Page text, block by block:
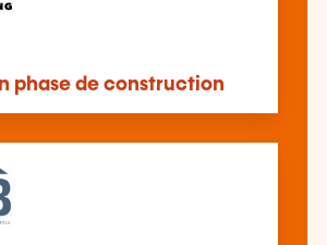
phase de construction